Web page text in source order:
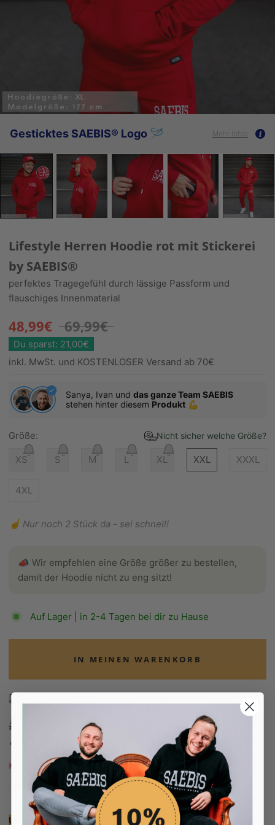
Gesticktes SAEBIS® Logo 🪡 Mehr Infos
Lifestyle Herren Hoodie rot mit Stickerei
by SAEBIS®
perfektes Tragegefühl durch lässige Passform und
flauschiges Innenmaterial
48,99€ 69,99€
Du sparst: 21,00€
inkl. MwSt. und KOSTENLOSER Versand ab 70€
Sanya, Ivan und das ganze Team SAEBIS
stehen hinter diesem Produkt 💪
Größe: Nicht sicher welche Größe?
XS S M L XL XXL XXXL
4XL
☝️ Nur noch 2 Stück da - sei schnell!
📣 Wir empfehlen eine Größe größer zu bestellen,
damit der Hoodie nicht zu eng sitzt!
Auf Lager | in 2-4 Tagen bei dir zu Hause
IN MEINEN WARENKORB
100 Tage Rückgaberecht
Edel verpackt in Seidenpapier
Bezahle in 30 Tagen
Bezahle in 30 Tagen
Unsere Empfehlung: